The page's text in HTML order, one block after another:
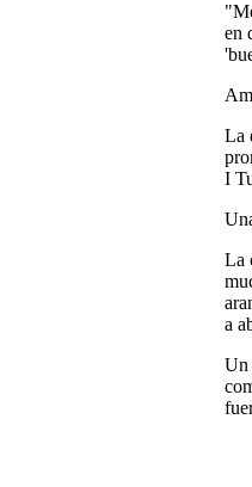
en
La
I
La
a
Un